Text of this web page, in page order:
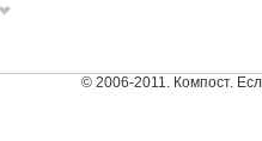
© 2006-2011. Компост.